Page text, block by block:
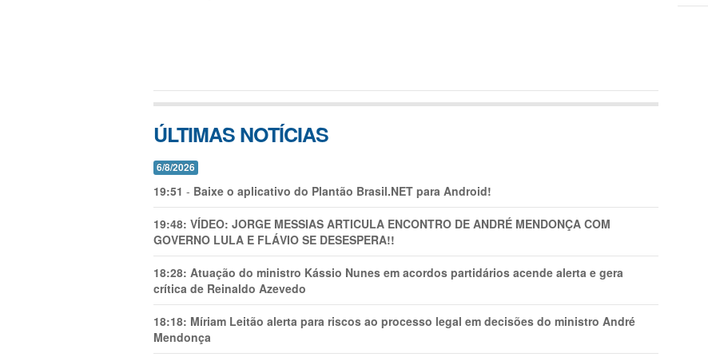
ÚLTIMAS NOTÍCIAS
6/8/2026
19:51 - Baixe o aplicativo do Plantão Brasil.NET para Android!
19:48: VÍDEO: JORGE MESSIAS ARTICULA ENCONTRO DE ANDRÉ MENDONÇA COM
GOVERNO LULA E FLÁVIO SE DESESPERA!!
18:28: Atuação do ministro Kássio Nunes em acordos partidários acende alerta e gera
crítica de Reinaldo Azevedo
18:18: Míriam Leitão alerta para riscos ao processo legal em decisões do ministro André
Mendonça